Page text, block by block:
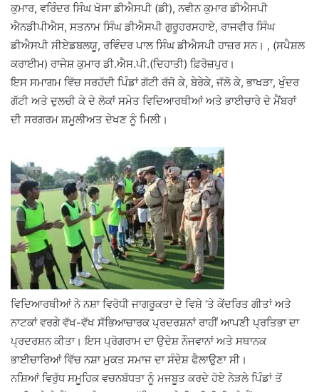
ਕੁਮਾਰ, ਵਰਿੰਦਰ ਸਿੰਘ ਖੋਸਾ ਡੀਐਸਪੀ (ਡੀ), ਨਵੀਨ ਕੁਮਾਰ ਡੀਐਸਪੀ
ਐਨਡੀਪੀਐਸ, ਸਤਨਾਮ ਸਿੰਘ ਡੀਐਸਪੀ ਗੁਰੂਹਰਸਹਾਏ, ਰਾਜਵੀਰ ਸਿੰਘ
ਡੀਐਸਪੀ ਸੀਏਡਬਲਯੂ, ਰਵਿੰਦਰ ਪਾਲ ਸਿੰਘ ਡੀਐਸਪੀ ਹਾਜ਼ਰ ਸਨ। , (ਸਪੈਸ਼ਲ
ਕਰਾਈਮ) ਰਾਜੇਸ਼ ਕੁਮਾਰ ਡੀ.ਐਸ.ਪੀ.(ਦਿਹਾਤੀ) ਫ਼ਿਰੋਜ਼ਪੁਰ।
ਇਸ ਸਮਾਗਮ ਵਿੱਚ ਸਰਹੱਦੀ ਪਿੰਡਾਂ ਗੱਟੀ ਰੱਜੋ ਕੇ, ਬੇਰੇਕੇ, ਜੱਲੋ ਕੇ, ਭਾਖੜਾ, ਖੁੰਦਰ
ਗੱਟੀ ਅਤੇ ਦੁਲਚੀ ਕੇ ਦੇ ਲੋਕਾਂ ਸਮੇਤ ਵਿਦਿਆਰਥੀਆਂ ਅਤੇ ਭਾਈਚਾਰੇ ਦੇ ਮੈਂਬਰਾਂ
ਦੀ ਸਰਗਰਮ ਸ਼ਮੂਲੀਅਤ ਦੇਖਣ ਨੂੰ ਮਿਲੀ।
ਵਿਦਿਆਰਥੀਆਂ ਨੇ ਨਸ਼ਾ ਵਿਰੋਧੀ ਜਾਗਰੂਕਤਾ ਦੇ ਵਿਸ਼ੇ ‘ਤੇ ਕੇਂਦਰਿਤ ਗੀਤਾਂ ਅਤੇ
ਨਾਟਕਾਂ ਵਰਗੇ ਵੱਖ-ਵੱਖ ਸੱਭਿਆਚਾਰਕ ਪ੍ਰਦਰਸ਼ਨਾਂ ਰਾਹੀਂ ਆਪਣੀ ਪ੍ਰਤਿਭਾ ਦਾ
ਪ੍ਰਦਰਸ਼ਨ ਕੀਤਾ। ਇਸ ਪ੍ਰੋਗਰਾਮ ਦਾ ਉਦੇਸ਼ ਨੌਜਵਾਨਾਂ ਅਤੇ ਸਥਾਨਕ
ਭਾਈਚਾਰਿਆਂ ਵਿੱਚ ਨਸ਼ਾ ਮੁਕਤ ਸਮਾਜ ਦਾ ਸੰਦੇਸ਼ ਫੈਲਾਉਣਾ ਸੀ।
ਨਸ਼ਿਆਂ ਵਿਰੁੱਧ ਸਮੂਹਿਕ ਵਚਨਬੱਧਤਾ ਨੂੰ ਮਜਬੂਤ ਕਰਦੇ ਹੋਏ ਨੇੜਲੇ ਪਿੰਡਾਂ ਤੋਂ